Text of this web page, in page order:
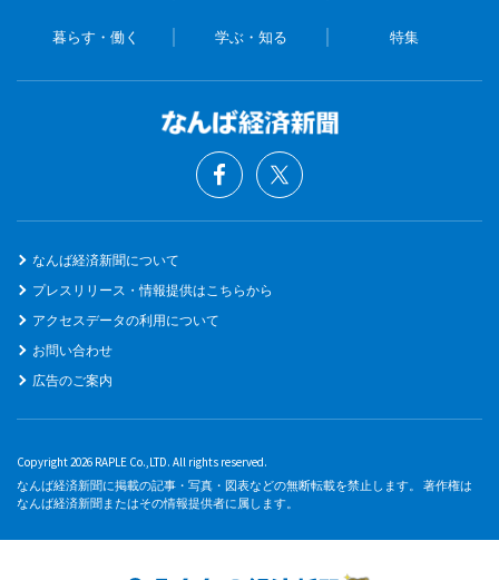
暮らす・働く 学ぶ・知る 特集
なんば経済新聞について
プレスリリース・情報提供はこちらから
アクセスデータの利用について
お問い合わせ
広告のご案内
Copyright 2026 RAPLE Co.,LTD. All rights reserved.
なんば経済新聞に掲載の記事・写真・図表などの無断転載を禁止します。 著作権は
なんば経済新聞またはその情報提供者に属します。